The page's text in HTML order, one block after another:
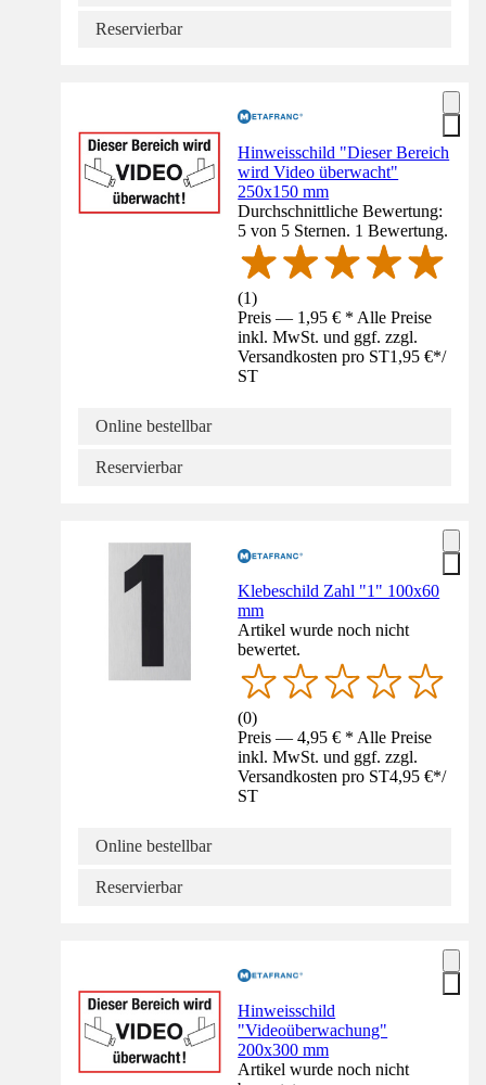
Reservierbar
Hinweisschild "Dieser Bereich
wird Video überwacht"
250x150 mm
Durchschnittliche Bewertung:
5 von 5 Sternen. 1 Bewertung.
(1)
Preis — 1,95 € * Alle Preise
inkl. MwSt. und ggf. zzgl.
Versandkosten pro ST1,95 €*/
ST
Online bestellbar
Reservierbar
Klebeschild Zahl "1" 100x60
mm
Artikel wurde noch nicht
bewertet.
(0)
Preis — 4,95 € * Alle Preise
inkl. MwSt. und ggf. zzgl.
Versandkosten pro ST4,95 €*/
ST
Online bestellbar
Reservierbar
Hinweisschild
"Videoüberwachung"
200x300 mm
Artikel wurde noch nicht